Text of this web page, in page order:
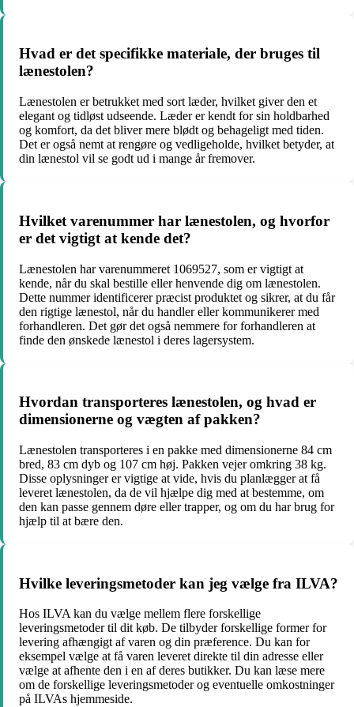
Hvad er det specifikke materiale, der bruges til
lænestolen?
Lænestolen er betrukket med sort læder, hvilket giver den et
elegant og tidløst udseende. Læder er kendt for sin holdbarhed
og komfort, da det bliver mere blødt og behageligt med tiden.
Det er også nemt at rengøre og vedligeholde, hvilket betyder, at
din lænestol vil se godt ud i mange år fremover.
Hvilket varenummer har lænestolen, og hvorfor
er det vigtigt at kende det?
Lænestolen har varenummeret 1069527, som er vigtigt at
kende, når du skal bestille eller henvende dig om lænestolen.
Dette nummer identificerer præcist produktet og sikrer, at du får
den rigtige lænestol, når du handler eller kommunikerer med
forhandleren. Det gør det også nemmere for forhandleren at
finde den ønskede lænestol i deres lagersystem.
Hvordan transporteres lænestolen, og hvad er
dimensionerne og vægten af pakken?
Lænestolen transporteres i en pakke med dimensionerne 84 cm
bred, 83 cm dyb og 107 cm høj. Pakken vejer omkring 38 kg.
Disse oplysninger er vigtige at vide, hvis du planlægger at få
leveret lænestolen, da de vil hjælpe dig med at bestemme, om
den kan passe gennem døre eller trapper, og om du har brug for
hjælp til at bære den.
Hvilke leveringsmetoder kan jeg vælge fra ILVA?
Hos ILVA kan du vælge mellem flere forskellige
leveringsmetoder til dit køb. De tilbyder forskellige former for
levering afhængigt af varen og din præference. Du kan for
eksempel vælge at få varen leveret direkte til din adresse eller
vælge at afhente den i en af deres butikker. Du kan læse mere
om de forskellige leveringsmetoder og eventuelle omkostninger
på ILVAs hjemmeside.